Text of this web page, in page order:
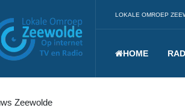
LOKALE OMROEP
HOME
Zeewolde